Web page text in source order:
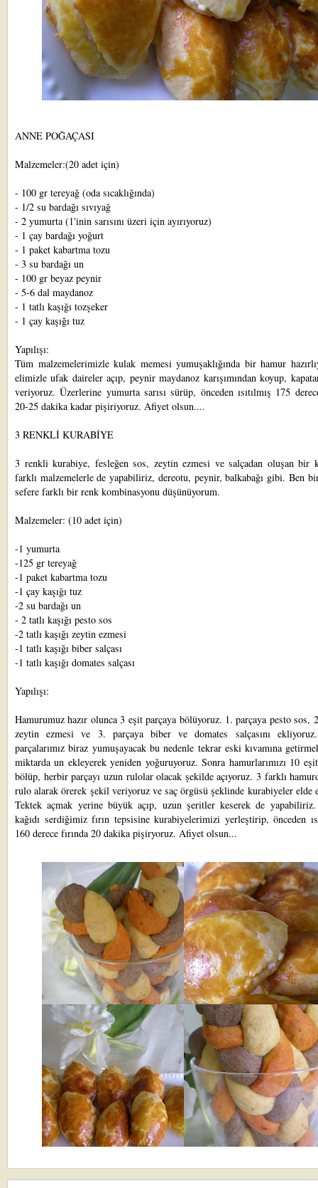
ANNE POĞAÇASI
Malzemeler:(20 adet için)
- 100 gr tereyağ (oda sıcaklığında)
- 1/2 su bardağı sıvıyağ
- 2 yumurta (1'inin sarısını üzeri için ayırıyoruz)
- 1 çay bardağı yoğurt
- 1 paket kabartma tozu
- 3 su bardağı un
- 100 gr beyaz peynir
- 5-6 dal maydanoz
- 1 tatlı kaşığı tozşeker
- 1 çay kaşığı tuz
Yapılışı:
Tüm malzemelerimizle kulak memesi yumuşaklığında bir hamur
elimizle ufak daireler açıp, peynir maydanoz karışımından koyup,
veriyoruz. Üzerlerine yumurta sarısı sürüp, önceden ısıtılmış 175
20-25 dakika kadar pişiriyoruz. Afiyet olsun....
3 RENKLİ KURABİYE
3 renkli kurabiye, fesleğen sos, zeytin ezmesi ve salçadan oluşan bir
farklı malzemelerle de yapabiliriz, dereotu, peynir, balkabağı gibi. Ben
sefere farklı bir renk kombinasyonu düşünüyorum.
Malzemeler: (10 adet için)
-1 yumurta
-125 gr tereyağ
-1 paket kabartma tozu
-1 çay kaşığı tuz
-2 su bardağı un
- 2 tatlı kaşığı pesto sos
-2 tatlı kaşığı zeytin ezmesi
-1 tatlı kaşığı biber salçası
-1 tatlı kaşığı domates salçası
Yapılışı:
Hamurumuz hazır olunca 3 eşit parçaya bölüyoruz. 1. parçaya pesto sos,
zeytin ezmesi ve 3. parçaya biber ve domates salçasını
parçalarımız biraz yumuşayacak bu nedenle tekrar eski kıvamına
miktarda un ekleyerek yeniden yoğuruyoruz. Sonra hamurlarımızı 10
bölüp, herbir parçayı uzun rulolar olacak şekilde açıyoruz. 3 farklı
rulo alarak örerek şekil veriyoruz ve saç örgüsü şeklinde kurabiyeler elde
Tektek açmak yerine büyük açıp, uzun şeritler keserek de
kağıdı serdiğimiz fırın tepsisine kurabiyelerimizi yerleştirip, önceden
160 derece fırında 20 dakika pişiryoruz. Afiyet olsun...